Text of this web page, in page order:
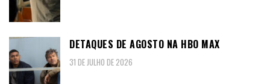
DETAQUES DE AGOSTO NA HBO MAX
31 DE JULHO DE 2026